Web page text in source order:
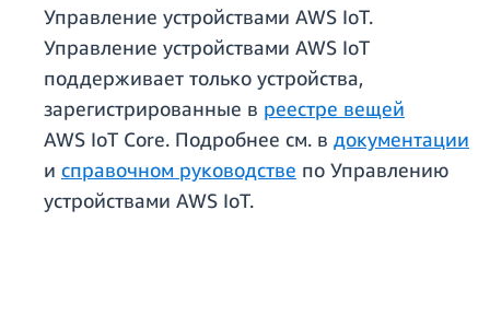
Управление устройствами AWS IoT.
Управление устройствами AWS IoT
поддерживает только устройства,
зарегистрированные в реестре вещей
AWS IoT Core. Подробнее см. в документации
и справочном руководстве по Управлению
устройствами AWS IoT.